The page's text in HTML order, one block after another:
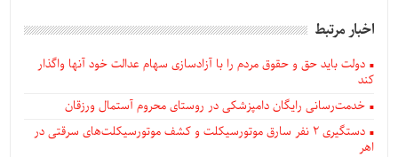
اخبار مرتبط
دولت باید حق و حقوق مردم را با آزادسازی سهام عدالت خود آنها واگذار
کند
خدمت‌رسانی رایگان دامپزشکی در روستای محروم آستمال ورزقان
دستگيری ۲ نفر سارق موتورسیکلت و کشف موتورسیکلت‌های سرقتی در
اهر